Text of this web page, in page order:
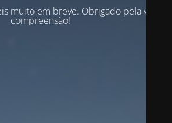
muito em breve. Obrigado pela vossa
compreensão!